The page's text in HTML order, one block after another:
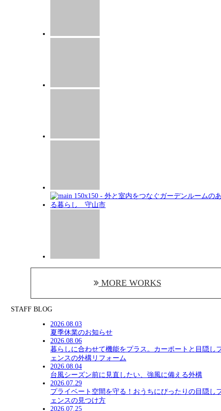
MORE WORKS
STAFF BLOG
2026.08.03
夏季休業のお知らせ
2026.08.06
暮らしに合わせて機能をプラス。カーポートと目隠し
ェンスの外構リフォーム
2026.08.04
台風シーズン前に見直したい、強風に備える外構
2026.07.29
プライベート空間を守る！おうちにぴったりの目隠し
ェンスの見つけ方
2026.07.25